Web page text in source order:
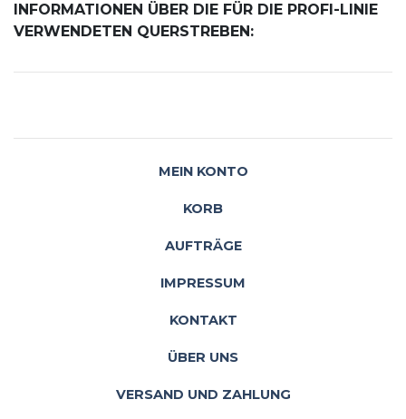
INFORMATIONEN ÜBER DIE FÜR DIE PROFI-LINIE
VERWENDETEN QUERSTREBEN:
MEIN KONTO
KORB
AUFTRÄGE
IMPRESSUM
KONTAKT
ÜBER UNS
VERSAND UND ZAHLUNG